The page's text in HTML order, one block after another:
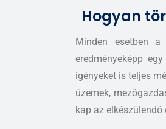
Hogyan
Minden esetben a
eredményeképp
igényeket is teljes
üzemek,
kap az elkészülendő